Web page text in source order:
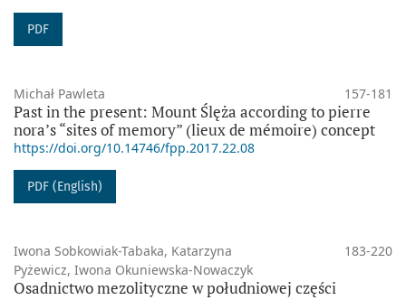
PDF
Michał Pawleta 157-181
Past in the present: Mount Ślęża according to pierre
nora’s “sites of memory” (lieux de mémoire) concept
https://doi.org/10.14746/fpp.2017.22.08
PDF (English)
Iwona Sobkowiak-Tabaka, Katarzyna
Pyżewicz, Iwona Okuniewska-Nowaczyk
183-220
Osadnictwo mezolityczne w południowej części